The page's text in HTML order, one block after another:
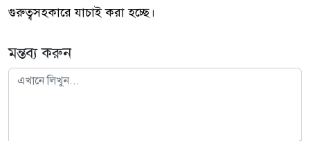
গুরুত্বসহকারে যাচাই করা হচ্ছে।
মন্তব্য করুন